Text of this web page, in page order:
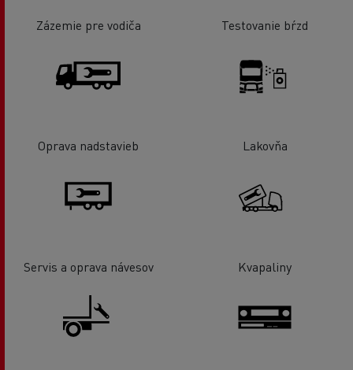
Zázemie pre vodiča Testovanie bŕzd
Oprava nadstavieb Lakovňa
Servis a oprava návesov Kvapaliny